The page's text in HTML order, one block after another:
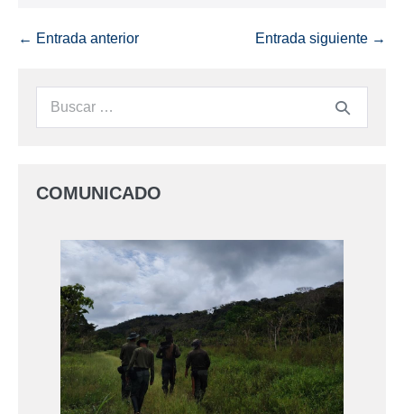
← Entrada anterior Entrada siguiente →
COMUNICADO